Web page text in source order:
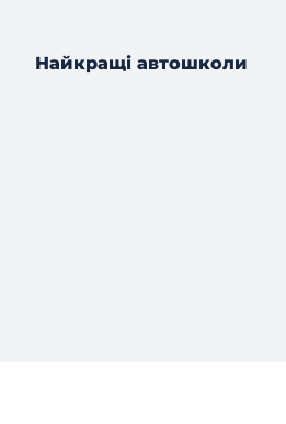
Найкращі автошколи